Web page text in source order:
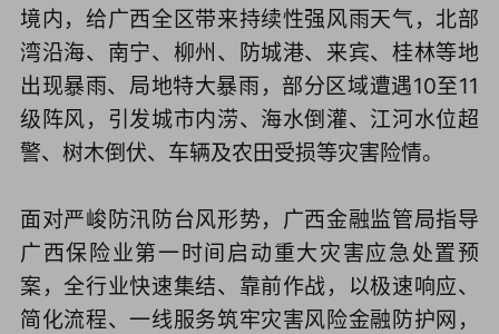
境内，给广西全区带来持续性强风雨天气，北部
湾沿海、南宁、柳州、防城港、来宾、桂林等地
出现暴雨、局地特大暴雨，部分区域遭遇10至11
级阵风，引发城市内涝、海水倒灌、江河水位超
警、树木倒伏、车辆及农田受损等灾害险情。
面对严峻防汛防台风形势，广西金融监管局指导
广西保险业第一时间启动重大灾害应急处置预
案，全行业快速集结、靠前作战，以极速响应、
简化流程、一线服务筑牢灾害风险金融防护网，